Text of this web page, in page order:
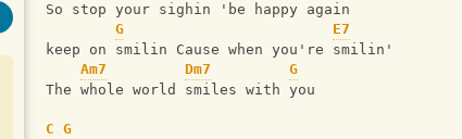
So stop your sighin 'be happy again
G
E7
keep on smilin Cause when you're smilin'
Am7
Dm7
G
The whole world smiles with you
C G